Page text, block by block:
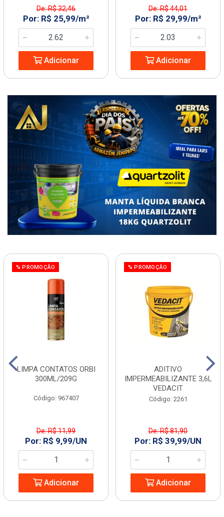
De: R$ 32,46
Por: R$ 25,99/m²
Adicionar
De: R$ 44,01
Por: R$ 29,99/m²
Adicionar
% PROMOÇÃO
LIMPA CONTATOS ORBI
300ML/209G
Código: 967407
De: R$ 11,99
Por: R$ 9,99/UN
Adicionar
% PROMOÇÃO
ADITIVO
IMPERMEABILIZANTE 3,6L
VEDACIT
Código: 2261
De: R$ 81,90
Por: R$ 39,99/UN
Adicionar